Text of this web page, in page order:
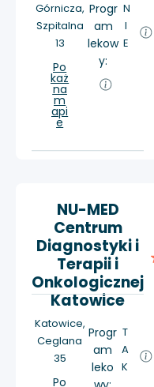
Górnicza,
Szpitalna
13
Po
każ
na
m
api
e
Progr
am
lekow
y:
N
I
E
NU-MED
Centrum
Diagnostyki i
Terapii i
Onkologicznej
Katowice
Katowice,
Ceglana
35
Po
Progr
am
leko
T
A
K